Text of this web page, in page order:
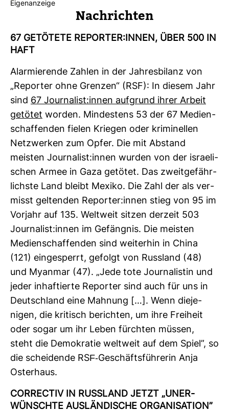
Eigenanzeige
Nach­richten
67 GETÖ­TETE REPORTER:INNEN, ÜBER 500 IN
HAFT
Alar­mie­rende Zahlen in der Jah­res­bi­lanz von
„Reporter ohne Grenzen“ (RSF): In diesem Jahr
sind 67 Jour­na­list:innen auf­grund ihrer Arbeit
getötet worden. Min­des­tens 53 der 67 Medi­en­
schaf­fenden fielen Kriegen oder kri­mi­nellen
Netz­werken zum Opfer. Die mit Abstand
meisten Jour­na­list:innen wurden von der israe­li­
schen Armee in Gaza getötet. Das zweit­ge­fähr­
lichste Land bleibt Mexiko. Die Zahl der als ver­
misst gel­tenden Reporter:innen stieg von 95 im
Vor­jahr auf 135. Welt­weit sitzen der­zeit 503
Jour­na­list:innen im Gefängnis. Die meisten
Medi­en­schaf­fenden sind wei­terhin in China
(121) ein­ge­sperrt, gefolgt von Russ­land (48)
und Myanmar (47). „Jede tote Jour­na­listin und
jeder inhaf­tierte Reporter sind auch für uns in
Deutsch­land eine Mah­nung […]. Wenn die­je­
nigen, die kri­tisch berichten, um ihre Frei­heit
oder sogar um ihr Leben fürchten müssen,
steht die Demo­kratie welt­weit auf dem Spiel”, so
die schei­dende RSF-​Geschäfts­füh­rerin Anja
Oster­haus.
COR­RECTIV IN RUSS­LAND JETZT „UNER­
WÜNSCHTE AUS­LÄN­DI­SCHE ORGA­NI­SA­TION”